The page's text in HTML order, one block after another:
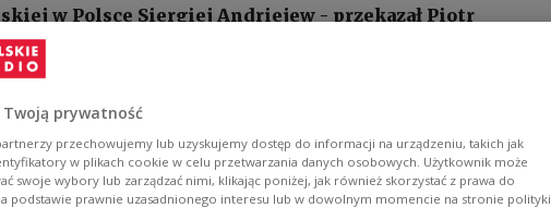
w Polsce Siergiej Andriejew - przekazał Piotr
ministra koordynatora służb specjalnych
poinformował, że Agencja Bezpieczeństwa
45 osób - oficerów rosyjskich służb
z nimi powiązanych, korzystających w Polsce ze
Szef ABW wnioskuje o ich wydalenie z
Twoją prywatność
przechowujemy lub uzyskujemy dostęp do informacji na urządzeniu, takich jak
w plikach cookie w celu przetwarzania danych osobowych. Użytkownik może
swoje wybory lub zarządzać nimi, klikając poniżej, jak również skorzystać z prawa do
podstawie prawnie uzasadnionego interesu lub w dowolnym momencie na stronie polityki